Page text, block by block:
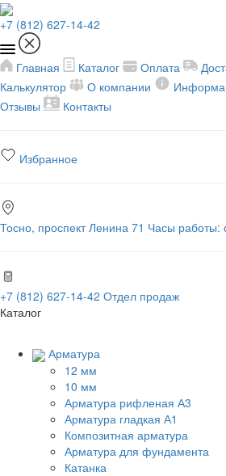
+7 (812) 627-14-42
Главная Каталог Оплата
Калькулятор
О компании
Отзывы
Контакты
Избранное
Тосно, проспект Ленина 71 Часы работы:
+7 (812) 627-14-42 Отдел продаж
Каталог
Арматура
12 мм
10 мм
Арматура рифленая А3
Арматура гладкая А1
Композитная арматура
Арматура для фундамента
Катанка